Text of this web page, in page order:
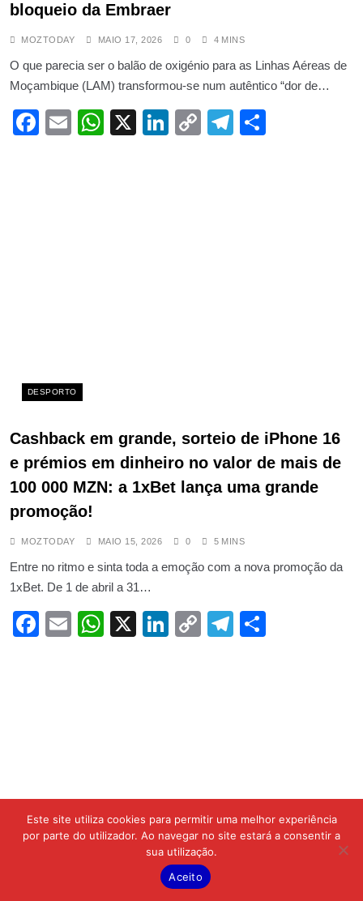
bloqueio da Embraer
MOZTODAY MAIO 17, 2026 0 4 MINS
O que parecia ser o balão de oxigénio para as Linhas Aéreas de
Moçambique (LAM) transformou-se num autêntico “dor de…
Facebook
EmailWhatsApp
X LinkedIn
CopyTelegram
DESPORTO
Cashback em grande, sorteio de iPhone 16
e prémios em dinheiro no valor de mais de
100 000 MZN: a 1xBet lança uma grande
promoção!
MOZTODAY MAIO 15, 2026 0 5 MINS
Entre no ritmo e sinta toda a emoção com a nova promoção da
1xBet. De 1 de abril a 31…
Facebook
EmailWhatsApp
X LinkedIn
CopyTelegram
Este site utiliza cookies para permitir uma melhor experiência
por parte do utilizador. Ao navegar no site estará a consentir a
sua utilização.
Aceito